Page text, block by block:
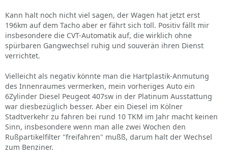
Kann halt noch nicht viel sagen, der Wagen hat jetzt erst
196km auf dem Tacho aber er fährt sich toll. Positiv fällt mir
insbesondere die CVT-Automatik auf, die wirklich ohne
spürbaren Gangwechsel ruhig und souverän ihren Dienst
verrichtet.
Vielleicht als negativ könnte man die Hartplastik-Anmutung
des Innenraumes vermerken, mein vorheriges Auto ein
6Zylinder Diesel Peugeot 407sw in der Platinum Ausstattung
war diesbezüglich besser. Aber ein Diesel im Kölner
Stadtverkehr zu fahren bei rund 10 TKM im Jahr macht keinen
Sinn, insbesondere wenn man alle zwei Wochen den
Rußpartikelfilter "freifahren" mußß, darum halt der Wechsel
zum Benziner.